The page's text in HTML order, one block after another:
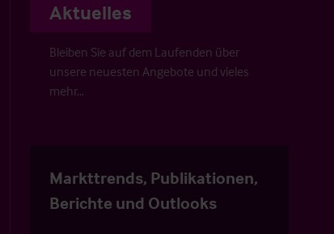
Aktuelles
Bleiben Sie auf dem Laufenden über
unsere neuesten Angebote und vieles
mehr…
Markttrends, Publikationen,
Berichte und Outlooks